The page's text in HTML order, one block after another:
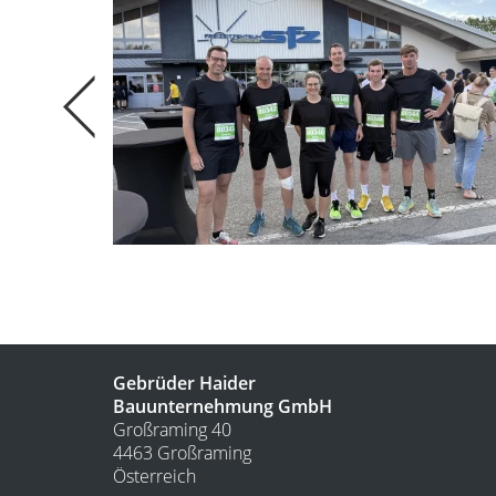
Gebrüder Haider
Bauunternehmung GmbH
Großraming 40
4463 Großraming
Österreich